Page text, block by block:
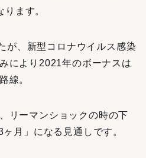
ります。
が、新型コロナウイルス感染
により2021年のボーナスは
線。
リーマンショックの時の下
月」になる見通しです。